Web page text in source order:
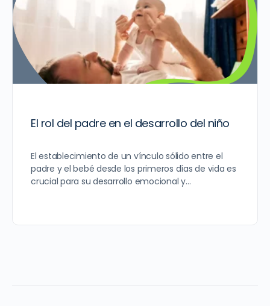
El rol del padre en el desarrollo del niño
El establecimiento de un vínculo sólido entre el
padre y el bebé desde los primeros días de vida es
crucial para su desarrollo emocional y…